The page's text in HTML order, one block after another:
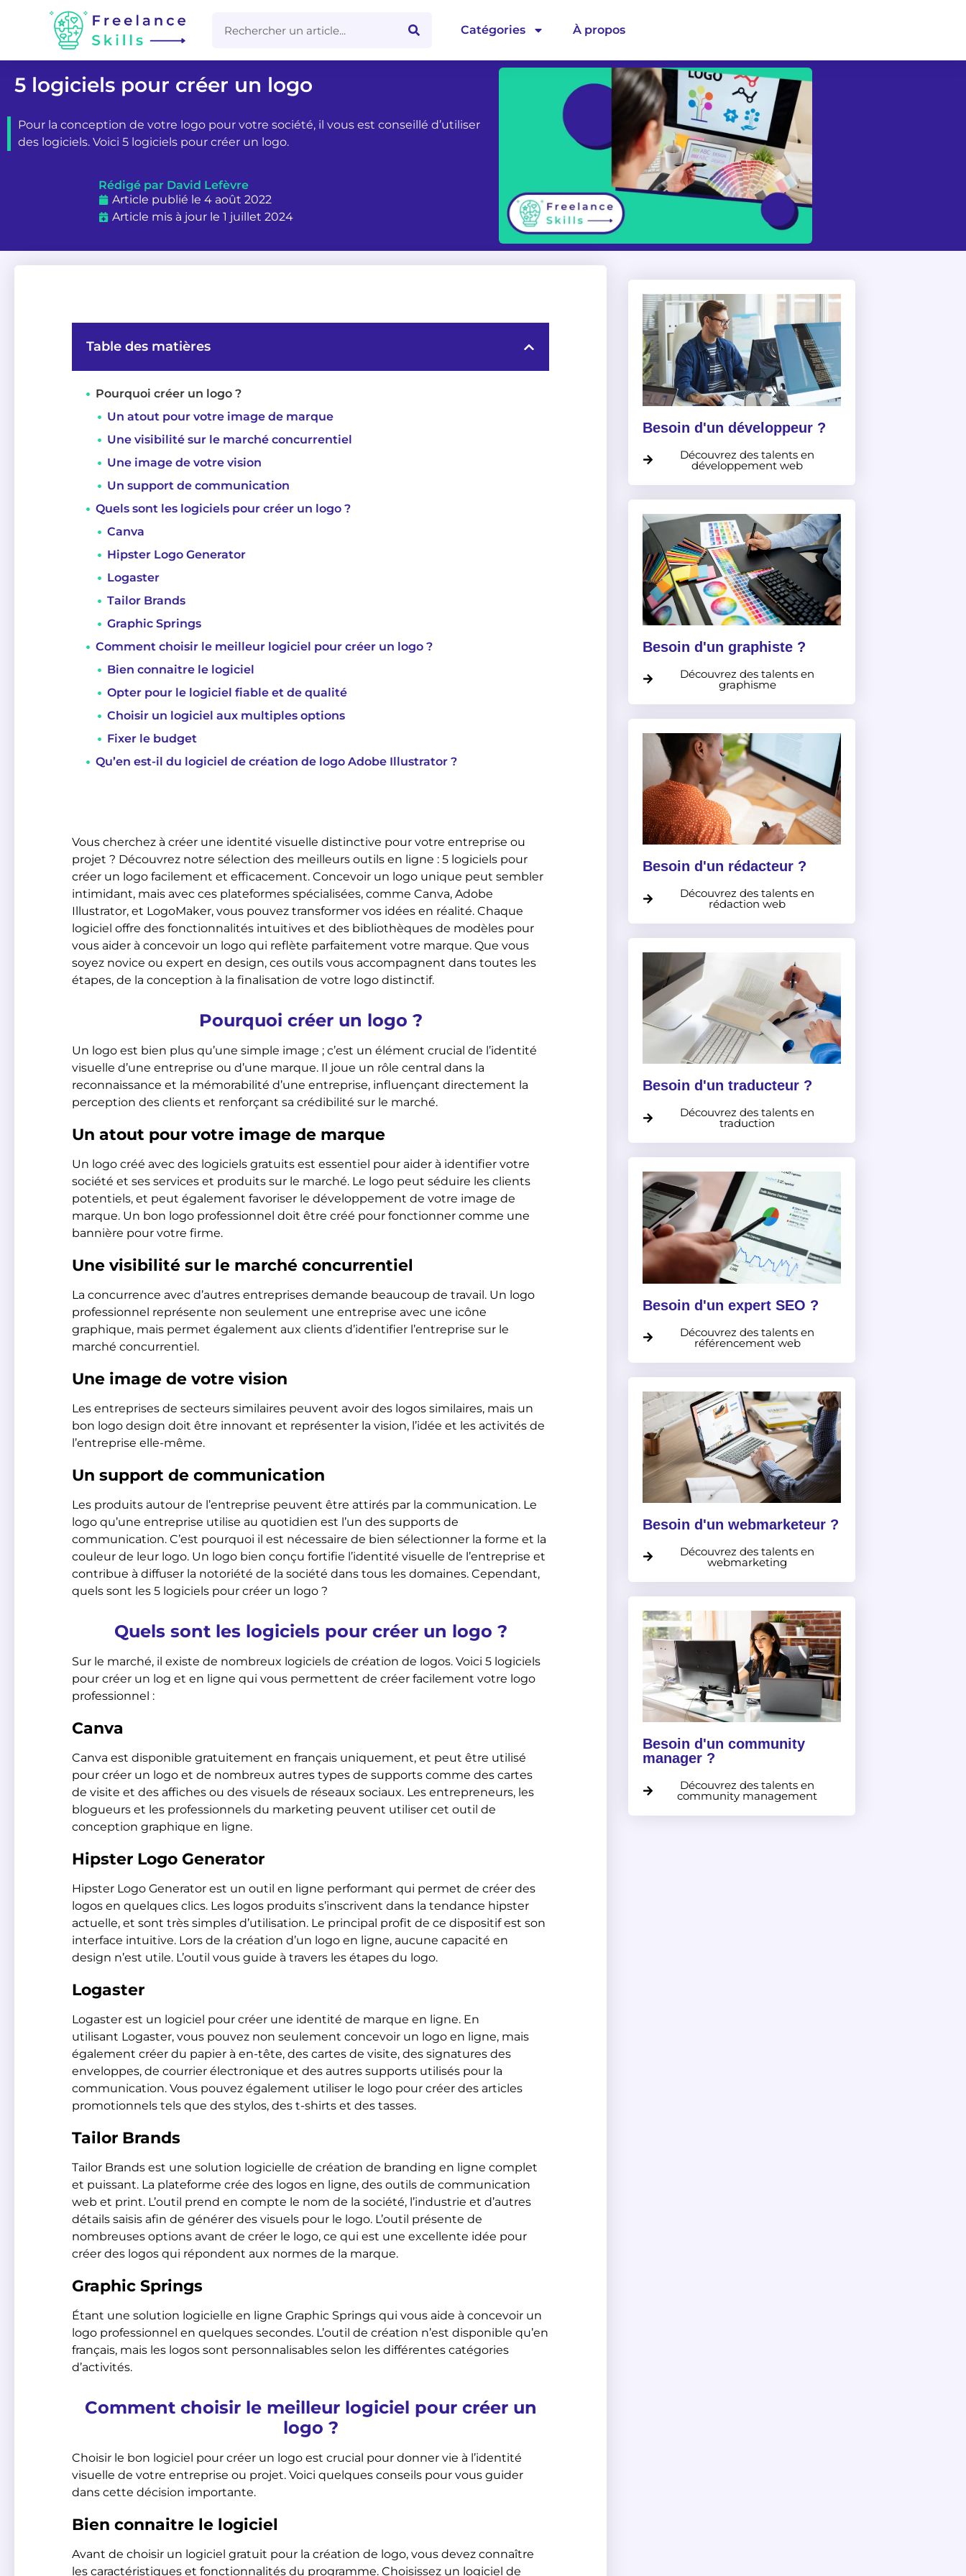
Catégories À propos
5 logiciels pour créer un logo
Pour la conception de votre logo pour votre société, il vous est conseillé d’utiliser
des logiciels. Voici 5 logiciels pour créer un logo.
Rédigé par David Lefèvre
Article publié le 4 août 2022
Article mis à jour le 1 juillet 2024
Table des matières
Pourquoi créer un logo ?
Un atout pour votre image de marque
Une visibilité sur le marché concurrentiel
Une image de votre vision
Un support de communication
Quels sont les logiciels pour créer un logo ?
Canva
Hipster Logo Generator
Logaster
Tailor Brands
Graphic Springs
Comment choisir le meilleur logiciel pour créer un logo ?
Bien connaitre le logiciel
Opter pour le logiciel fiable et de qualité
Choisir un logiciel aux multiples options
Fixer le budget
Qu’en est-il du logiciel de création de logo Adobe Illustrator ?
Vous cherchez à créer une identité visuelle distinctive pour votre entreprise ou
projet ? Découvrez notre sélection des meilleurs outils en ligne : 5 logiciels pour
créer un logo facilement et efficacement. Concevoir un logo unique peut sembler
intimidant, mais avec ces plateformes spécialisées, comme Canva, Adobe
Illustrator, et LogoMaker, vous pouvez transformer vos idées en réalité. Chaque
logiciel offre des fonctionnalités intuitives et des bibliothèques de modèles pour
vous aider à concevoir un logo qui reflète parfaitement votre marque. Que vous
soyez novice ou expert en design, ces outils vous accompagnent dans toutes les
étapes, de la conception à la finalisation de votre logo distinctif.
Pourquoi créer un logo ?
Un logo est bien plus qu’une simple image ; c’est un élément crucial de l’identité
visuelle d’une entreprise ou d’une marque. Il joue un rôle central dans la
reconnaissance et la mémorabilité d’une entreprise, influençant directement la
perception des clients et renforçant sa crédibilité sur le marché.
Un atout pour votre image de marque
Un logo créé avec des logiciels gratuits est essentiel pour aider à identifier votre
société et ses services et produits sur le marché. Le logo peut séduire les clients
potentiels, et peut également favoriser le développement de votre image de
marque. Un bon logo professionnel doit être créé pour fonctionner comme une
bannière pour votre firme.
Une visibilité sur le marché concurrentiel
La concurrence avec d’autres entreprises demande beaucoup de travail. Un logo
professionnel représente non seulement une entreprise avec une icône
graphique, mais permet également aux clients d’identifier l’entreprise sur le
marché concurrentiel.
Une image de votre vision
Les entreprises de secteurs similaires peuvent avoir des logos similaires, mais un
bon logo design doit être innovant et représenter la vision, l’idée et les activités de
l’entreprise elle-même.
Un support de communication
Les produits autour de l’entreprise peuvent être attirés par la communication. Le
logo qu’une entreprise utilise au quotidien est l’un des supports de
communication. C’est pourquoi il est nécessaire de bien sélectionner la forme et la
couleur de leur logo. Un logo bien conçu fortifie l’identité visuelle de l’entreprise et
contribue à diffuser la notoriété de la société dans tous les domaines. Cependant,
quels sont les 5 logiciels pour créer un logo ?
Quels sont les logiciels pour créer un logo ?
Sur le marché, il existe de nombreux logiciels de création de logos. Voici 5 logiciels
pour créer un log et en ligne qui vous permettent de créer facilement votre logo
professionnel :
Canva
Canva est disponible gratuitement en français uniquement, et peut être utilisé
pour créer un logo et de nombreux autres types de supports comme des cartes
de visite et des affiches ou des visuels de réseaux sociaux. Les entrepreneurs, les
blogueurs et les professionnels du marketing peuvent utiliser cet outil de
conception graphique en ligne.
Hipster Logo Generator
Hipster Logo Generator est un outil en ligne performant qui permet de créer des
logos en quelques clics. Les logos produits s’inscrivent dans la tendance hipster
actuelle, et sont très simples d’utilisation. Le principal profit de ce dispositif est son
interface intuitive. Lors de la création d’un logo en ligne, aucune capacité en
design n’est utile. L’outil vous guide à travers les étapes du logo.
Logaster
Logaster est un logiciel pour créer une identité de marque en ligne. En
utilisant Logaster, vous pouvez non seulement concevoir un logo en ligne, mais
également créer du papier à en-tête, des cartes de visite, des signatures des
enveloppes, de courrier électronique et des autres supports utilisés pour la
communication. Vous pouvez également utiliser le logo pour créer des articles
promotionnels tels que des stylos, des t-shirts et des tasses.
Tailor Brands
Tailor Brands est une solution logicielle de création de branding en ligne complet
et puissant. La plateforme crée des logos en ligne, des outils de communication
web et print. L’outil prend en compte le nom de la société, l’industrie et d’autres
détails saisis afin de générer des visuels pour le logo. L’outil présente de
nombreuses options avant de créer le logo, ce qui est une excellente idée pour
créer des logos qui répondent aux normes de la marque.
Graphic Springs
Étant une solution logicielle en ligne Graphic Springs qui vous aide à concevoir un
logo professionnel en quelques secondes. L’outil de création n’est disponible qu’en
français, mais les logos sont personnalisables selon les différentes catégories
d’activités.
Comment choisir le meilleur logiciel pour créer un
logo ?
Choisir le bon logiciel pour créer un logo est crucial pour donner vie à l’identité
visuelle de votre entreprise ou projet. Voici quelques conseils pour vous guider
dans cette décision importante.
Bien connaitre le logiciel
Avant de choisir un logiciel gratuit pour la création de logo, vous devez connaître
les caractéristiques et fonctionnalités du programme. Choisissez un logiciel de
Besoin d'un développeur ?
Découvrez des talents en
développement web
Besoin d'un graphiste ?
Découvrez des talents en
graphisme
Besoin d'un rédacteur ?
Découvrez des talents en
rédaction web
Besoin d'un traducteur ?
Découvrez des talents en
traduction
Besoin d'un expert SEO ?
Découvrez des talents en
référencement web
Besoin d'un webmarketeur ?
Découvrez des talents en
webmarketing
Besoin d'un community
manager ?
Découvrez des talents en
community management